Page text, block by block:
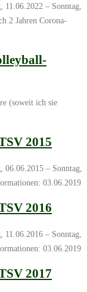
– Sonntag,
2 Jahren Corona-
(soweit ich sie
2015
– Sonntag,
03.06.2019
2016
– Sonntag,
03.06.2019
2017